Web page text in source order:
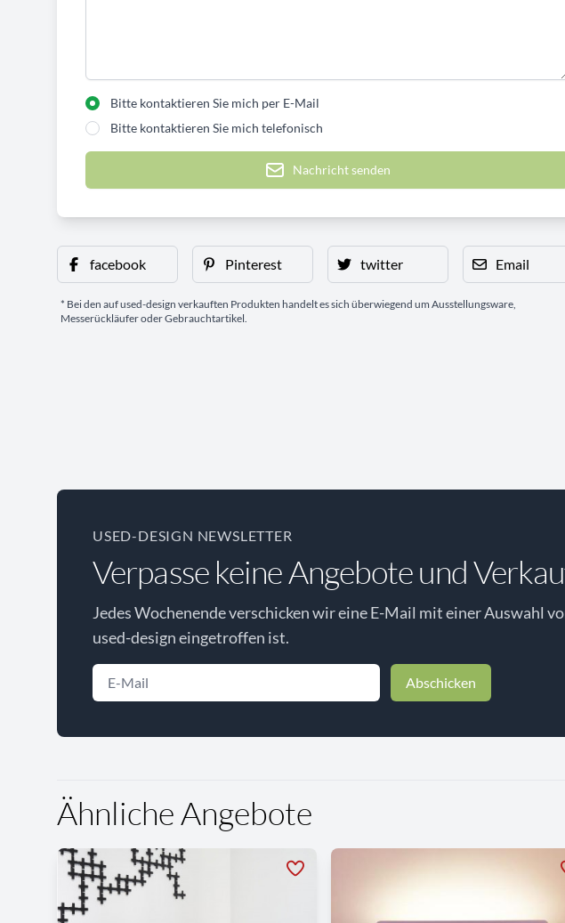
Bitte kontaktieren Sie mich per E-Mail
Bitte kontaktieren Sie mich telefonisch
Nachricht senden
facebook Pinterest twitter Email
* Bei den auf used-design verkauften Produkten handelt es sich überwiegend um Ausstellungsware,
Messerückläufer oder Gebrauchtartikel.
USED-DESIGN NEWSLETTER
Verpasse keine Angebote und
Jedes Wochenende verschicken wir eine E-Mail mit einer Auswahl
used-design eingetroffen ist.
Abschicken
Ähnliche Angebote